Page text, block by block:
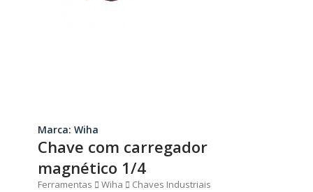
Marca: Wiha
Chave com carregador
magnético 1/4
Ferramentas Wiha
Chaves Industriais